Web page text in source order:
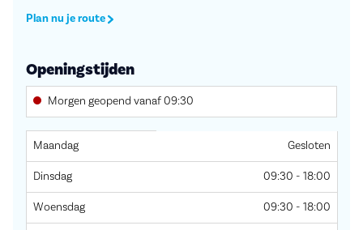
Plan nu je route
Openingstijden
Morgen geopend vanaf 09:30
Dag Openingstijden
Maandag Gesloten
Dinsdag 09:30 - 18:00
Woensdag 09:30 - 18:00